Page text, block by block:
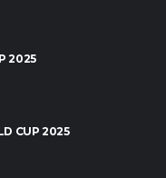
2025
CUP 2025